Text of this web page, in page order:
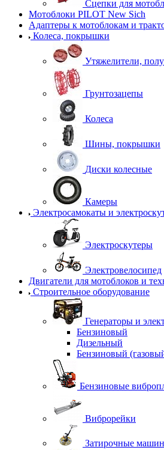
Сцепки для
Мотоблоки PILOT New Sich
Адаптеры к мотоблокам и
Колеса, покрышки
Утяжелители,
Грунтозацепы
Колеса
Шины, покрышки
Диски колесные
Камеры
Электросамокаты и
Электроскутеры
Электровелосипед
Двигатели для мотоблоков и
Строительное оборудование
Генераторы и
Бензиновый
Дизельный
Бензиновый
Бензиновые
Виброрейки
Затирочные